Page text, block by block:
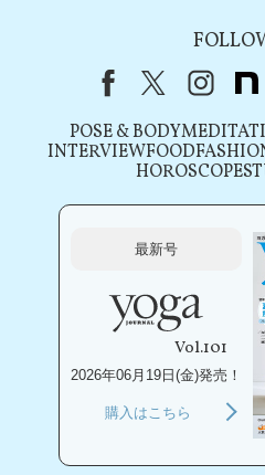
FacebookX（旧
POSE & BODY
INTERVIEWFOOD
HOROSCOPE
最新号
Vol.101
2026年06月19日(金)発売！
購入はこちら